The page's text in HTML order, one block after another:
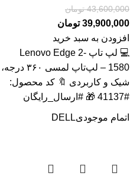
43,600,000 تومان
39,900,000 تومان
افزودن به سبد خرید
💻 لپ تاپ Lenovo Edge 2-
1580 – لپ‌تاپ لمسی ۳۶۰ درجه،
شیک و کاربردی 🔖 کد محصول:
#41137 🎁 #ارسال_رایگان
اتمام موجودیDELL